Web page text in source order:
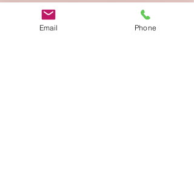
Federazione italiana Storia postale
(postal history)
Email Phone